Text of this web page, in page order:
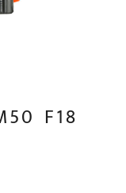
F18